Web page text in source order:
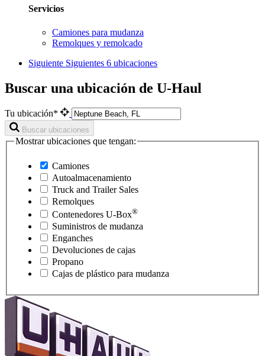
Servicios
Camiones para mudanza
Remolques y remolcado
Siguiente Siguientes 6 ubicaciones
Buscar una ubicación de U-Haul
Tu ubicación*
Buscar ubicaciones
Mostrar ubicaciones que tengan:
Camiones
Autoalmacenamiento
Truck and Trailer Sales
Remolques
Contenedores U-Box®
Suministros de mudanza
Enganches
Devoluciones de cajas
Propano
Cajas de plástico para mudanza